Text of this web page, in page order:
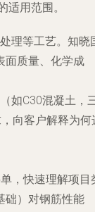
用范围。
理等工艺。知晓
面质量、化学成
如C30混凝土，
向客户解释为何
，快速理解项目
础）对钢筋性能